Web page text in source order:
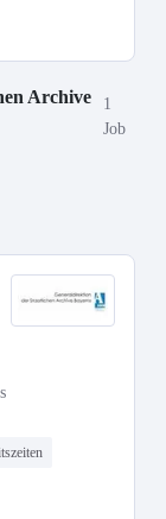
Archive
1
Job